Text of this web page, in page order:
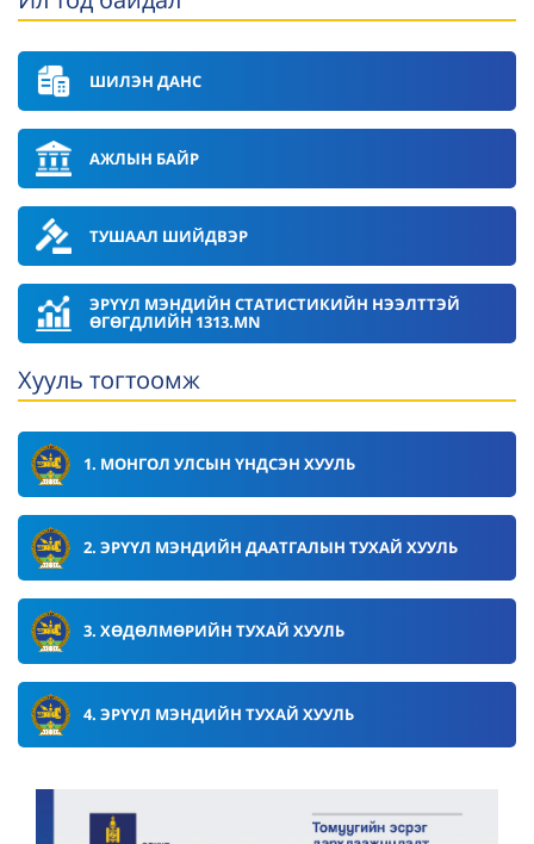
ШИЛЭН ДАНС
АЖЛЫН БАЙР
ТУШААЛ ШИЙДВЭР
ЭРҮҮЛ МЭНДИЙН СТАТИСТИКИЙН НЭЭЛТТЭЙ
ӨГӨГДЛИЙН 1313.MN
Хууль тогтоомж
1. МОНГОЛ УЛСЫН ҮНДСЭН ХУУЛЬ
2. ЭРҮҮЛ МЭНДИЙН ДААТГАЛЫН ТУХАЙ ХУУЛЬ
3. ХӨДӨЛМӨРИЙН ТУХАЙ ХУУЛЬ
4. ЭРҮҮЛ МЭНДИЙН ТУХАЙ ХУУЛЬ